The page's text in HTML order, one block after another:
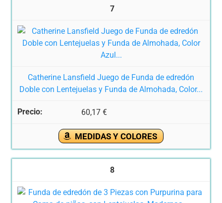
7
Catherine Lansfield Juego de Funda de edredón
Doble con Lentejuelas y Funda de Almohada, Color...
60,17 €
MEDIDAS Y COLORES
8